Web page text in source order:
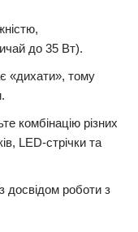
до 35 Вт).
«дихати», тому
комбінацію різних
LED-стрічки та
досвідом роботи з